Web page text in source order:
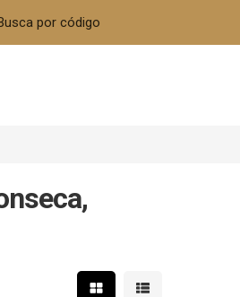
Mostrar resultados em
Mostrar